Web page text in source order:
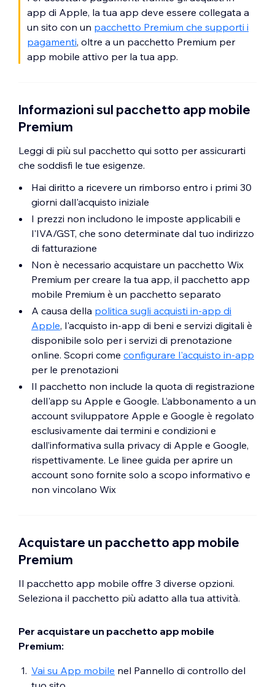
app di Apple, la tua app deve essere collegata a
un sito con un pacchetto Premium che supporti i
pagamenti, oltre a un pacchetto Premium per
app mobile attivo per la tua app.
Informazioni sul pacchetto app mobile
Premium
Leggi di più sul pacchetto qui sotto per assicurarti
che soddisfi le tue esigenze.
Hai diritto a ricevere un rimborso entro i primi 30
giorni dall'acquisto iniziale
I prezzi non includono le imposte applicabili e
l'IVA/GST, che sono determinate dal tuo indirizzo
di fatturazione
Non è necessario acquistare un pacchetto Wix
Premium per creare la tua app, il pacchetto app
mobile Premium è un pacchetto separato
A causa della politica sugli acquisti in-app di
Apple, l'acquisto in-app di beni e servizi digitali è
disponibile solo per i servizi di prenotazione
online. Scopri come configurare l'acquisto in-app
per le prenotazioni
Il pacchetto non include la quota di registrazione
dell'app su Apple e Google. L’abbonamento a un
account sviluppatore Apple e Google è regolato
esclusivamente dai termini e condizioni e
dall’informativa sulla privacy di Apple e Google,
rispettivamente. Le linee guida per aprire un
account sono fornite solo a scopo informativo e
non vincolano Wix
Acquistare un pacchetto app mobile
Premium
Il pacchetto app mobile offre 3 diverse opzioni.
Seleziona il pacchetto più adatto alla tua attività.
Per acquistare un pacchetto app mobile
Premium:
Vai su App mobile nel Pannello di controllo del